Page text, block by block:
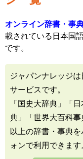
オンライン辞書・事
載されている日本国
です。
ジャパンナレッジ
サービスです。
「国史大辞典」「
典」「世界大百科
以上の辞書・事典
ォンで利用できます